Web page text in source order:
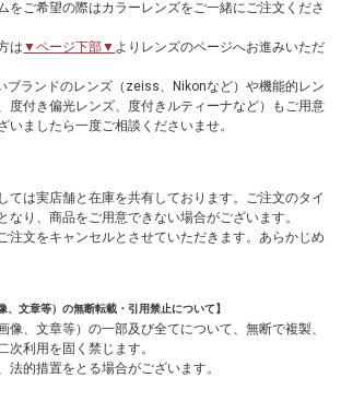
をご希望の際はカラーレンズをご一緒にご注文くださ
は ▼ページ下部▼ よりレンズのページへお進みいただ
ランドのレンズ（zeiss、Nikonなど）や機能的レン
度付き偏光レンズ、度付きルティーナなど）もご用意
いましたら一度ご相談くださいませ。
ては実店舗と在庫を共有しております。ご注文のタイ
なり、商品をご用意できない場合がございます。
注文をキャンセルとさせていただきます。あらかじめ
、文章等）の無断転載・引用禁止について】
像、文章等）の一部及び全てについて、無断で複製、
次利用を固く禁じます。
法的措置をとる場合がございます。